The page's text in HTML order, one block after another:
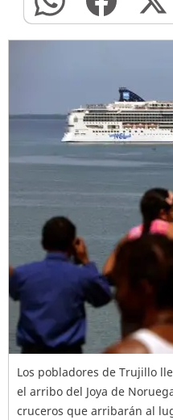
Los pobladores de Trujillo
el arribo del Joya de
cruceros que arribarán al